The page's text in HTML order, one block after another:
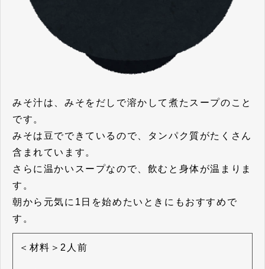
みそ汁は、みそをだしで溶かして煮たスープのこと
です。
みそは豆でできているので、タンパク質がたくさん
含まれています。
さらに温かいスープなので、飲むと身体が温まりま
す。
朝から元気に1日を始めたいときにもおすすめで
す。
＜材料＞2人前